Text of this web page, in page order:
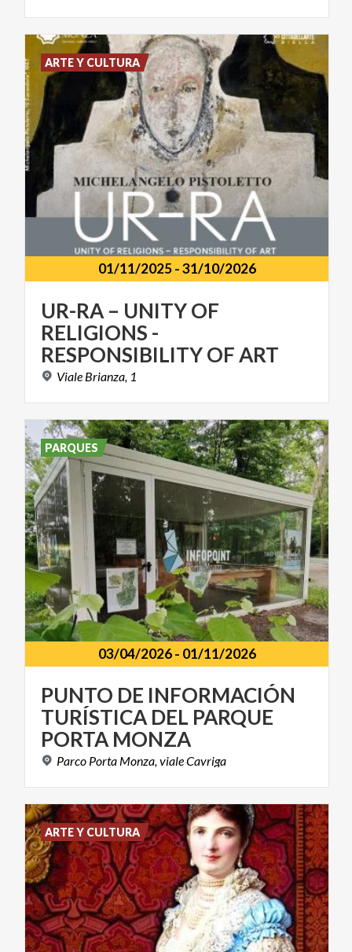
01/11/2025-31/10/2026
UR-RA – UNITY OF
RELIGIONS -
RESPONSIBILITY OF ART
Viale Brianza, 1
ARTE Y CULTURA
03/04/2026- 01/11/2026
PUNTO DE INFORMACIÓN
TURÍSTICA DEL PARQUE
PORTA MONZA
Parco Porta Monza,vialeCavriga
PARQUES
ARTE Y CULTURA